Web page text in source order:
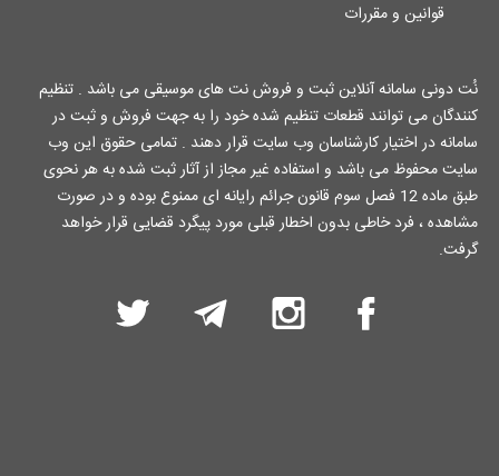
قوانین و مقررات
نُت دونی سامانه آنلاین ثبت و فروش نت های موسیقی می باشد . تنظیم
کنندگان می توانند قطعات تنظیم شده خود را به جهت فروش و ثبت در
سامانه در اختیار کارشناسان وب سایت قرار دهند . تمامی حقوق این وب
سایت محفوظ می باشد و استفاده غیر مجاز از آثار ثبت شده به هر نحوی
طبق ماده 12 فصل سوم قانون جرائم رایانه ای ممنوع بوده و در صورت
مشاهده ، فرد خاطی بدون اخطار قبلی مورد پیگرد قضایی قرار خواهد
گرفت.